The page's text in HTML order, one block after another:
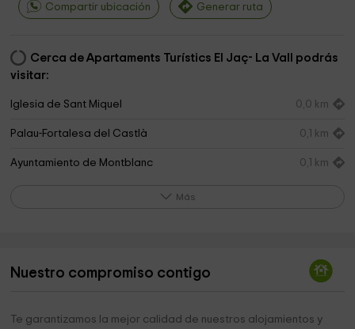
Compartir ubicación Generar ruta
Cerca de Apartaments Turístics El Jaç- La Vall podrás
visitar:
Iglesia de Sant Miquel 0,0 km
Palau-Fortalesa del Castlà 0,1 km
Ayuntamiento de Montblanc 0,1 km
Consell Comarcal de la Conca de Barberà
Iglesia de Santa Maria de Montblanc 0,1 km
Más
Nuestro compromiso contigo
Te garantizamos la mejor calidad de nuestros alojamientos y